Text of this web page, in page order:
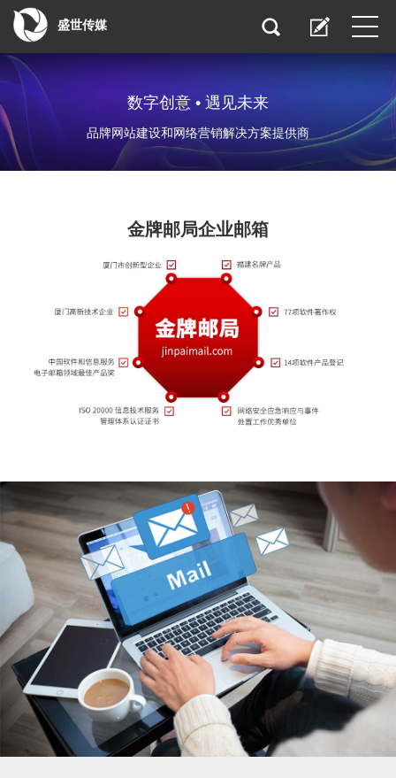
盛世传媒
数字创意 • 遇见未来
品牌网站建设和网络营销解决方案提供商
金牌邮局企业邮箱